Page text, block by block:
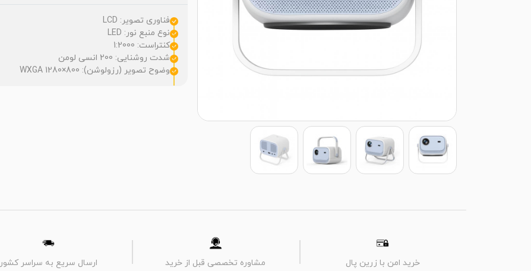
فناوری تصویر: LCD
نوع منبع نور: LED
کنتراست: 1:2000
شدت روشنایی: 200 انسی لومن
وضوح تصویر (رزولوشن): 800×1280 WXGA
خرید امن با زرین پال مشاوره تخصصی قبل از خرید ارسال سریع به سراسر کشور